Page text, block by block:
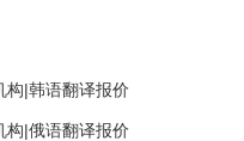
构|韩语翻译报价
构|俄语翻译报价